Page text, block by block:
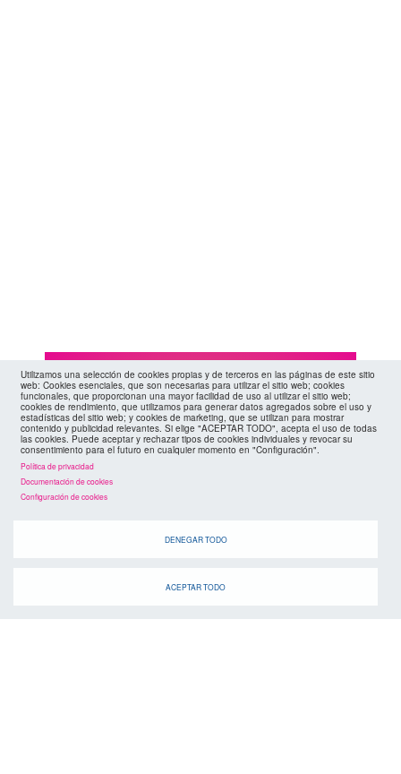
agenda
Utilizamos una selección de cookies propias y de terceros en las páginas de este sitio
web: Cookies esenciales, que son necesarias para utilizar el sitio web; cookies
funcionales, que proporcionan una mayor facilidad de uso al utilizar el sitio web;
cookies de rendimiento, que utilizamos para generar datos agregados sobre el uso y
estadísticas del sitio web; y cookies de marketing, que se utilizan para mostrar
contenido y publicidad relevantes. Si elige "ACEPTAR TODO", acepta el uso de todas
las cookies. Puede aceptar y rechazar tipos de cookies individuales y revocar su
consentimiento para el futuro en cualquier momento en "Configuración".
Política de privacidad
Documentación de cookies
Configuración de cookies
DENEGAR TODO
ACEPTAR TODO